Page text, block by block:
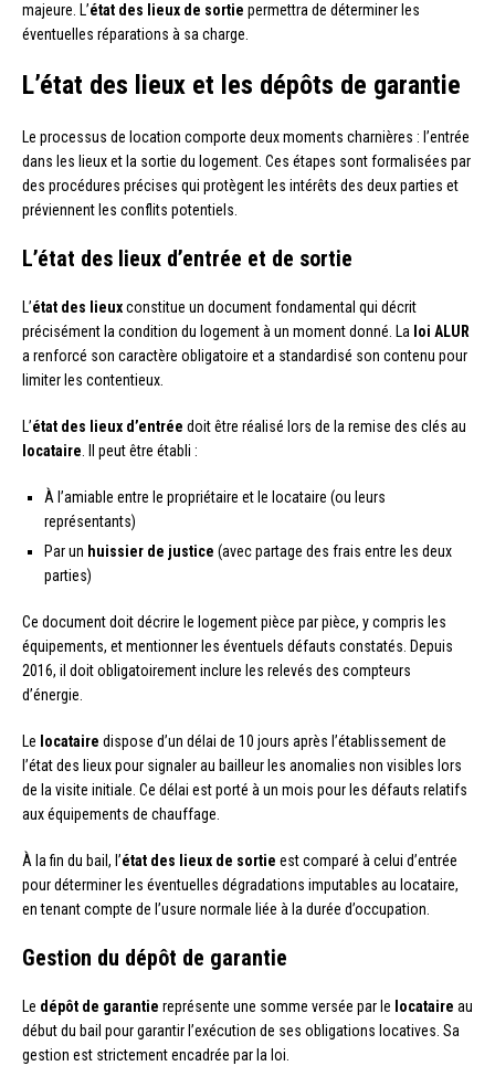
majeure. L’état des lieux de sortie permettra de déterminer les
éventuelles réparations à sa charge.
L’état des lieux et les dépôts de garantie
Le processus de location comporte deux moments charnières : l’entrée
dans les lieux et la sortie du logement. Ces étapes sont formalisées par
des procédures précises qui protègent les intérêts des deux parties et
préviennent les conflits potentiels.
L’état des lieux d’entrée et de sortie
L’état des lieuxconstitue un document fondamental qui décrit
précisément la condition du logement à un moment donné. La loi ALUR
a renforcé son caractère obligatoire et a standardisé son contenu pour
limiter les contentieux.
L’état des lieux d’entrée doit être réalisé lors de la remise des clés au
locataire. Il peut être établi :
À l’amiable entre le propriétaire et le locataire (ou leurs
représentants)
Par un huissier de justice (avec partage des frais entre les deux
parties)
Ce document doit décrire le logement pièce par pièce, y compris les
équipements, et mentionner les éventuels défauts constatés. Depuis
2016, il doit obligatoirement inclure les relevés des compteurs
d’énergie.
Le locataire dispose d’un délai de 10 jours après l’établissement de
l’état des lieux pour signaler au bailleur les anomalies non visibles lors
de la visite initiale. Ce délai est porté à un mois pour les défauts relatifs
aux équipements de chauffage.
À la fin du bail, l’état des lieux de sortie est comparé à celui d’entrée
pour déterminer les éventuelles dégradations imputables au locataire,
en tenant compte de l’usure normale liée à la durée d’occupation.
Gestion du dépôt de garantie
Le dépôt de garantie représente une somme versée par le locataire au
début du bail pour garantir l’exécution de ses obligations locatives. Sa
gestion est strictement encadrée par la loi.